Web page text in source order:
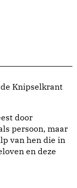
Knipselkrant
door
persoon, maar
van hen die in
en deze